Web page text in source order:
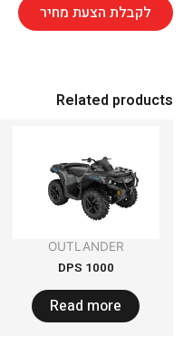
לקבלת הצעת מחיר
Related products
OUTLANDER
1000 DPS
Read more